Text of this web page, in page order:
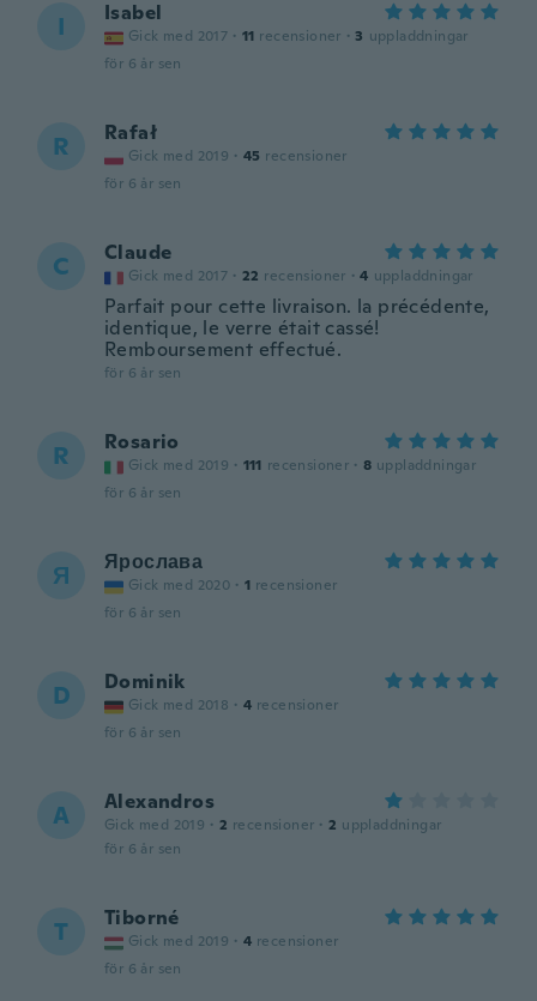
I Isabel
Gick med 2017 · 11 recensioner · 3 uppladdningar
för 6 år sen
R Rafał
Gick med 2019 · 45 recensioner
för 6 år sen
C Claude
Gick med 2017 · 22 recensioner · 4 uppladdningar
Parfait pour cette livraison. la précédente,
identique, le verre était cassé!
Remboursement effectué.
för 6 år sen
R Rosario
Gick med 2019 · 111 recensioner · 8 uppladdningar
för 6 år sen
Я Ярослава
Gick med 2020 · 1 recensioner
för 6 år sen
D Dominik
Gick med 2018 · 4 recensioner
för 6 år sen
A Alexandros
Gick med 2019 · 2 recensioner · 2 uppladdningar
för 6 år sen
T Tiborné
Gick med 2019 · 4 recensioner
för 6 år sen